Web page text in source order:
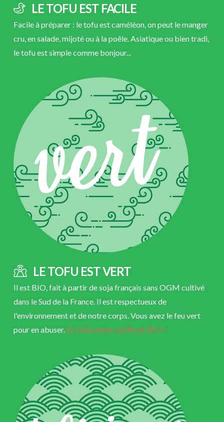
LE TOFU EST FACILE
Facile à préparer : le tofu est caméléon, on peut le manger
cru, en salade, mijoté ou à la poêle. Asiatique ou bien tradi,
le tofu est simple comme bonjour...
LE TOFU EST VERT
Il est BIO, fait à partir de soja français sans OGM cultivé
dans le Sud de la France. Il est respectueux de
l'environnement et de notre corps. Vous avez le feu vert
pour en abuser. Et voila notre certificat BIO !